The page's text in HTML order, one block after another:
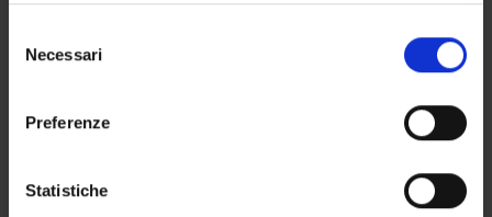
modificare o revocare il proprio consenso in qualsiasi
momento dalla Dichiarazione sui cookie o facendo clic
raccogliere informazioni sulla tua posizione
geografica, con un'approssimazione di qualche
Necessari
Preferenze
Statistiche
Esercitazioni, Attività pratiche, Tirocini
Location